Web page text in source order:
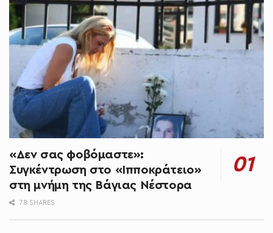
«Δεν σας φοβόμαστε»:
Συγκέντρωση στο «Ιπποκράτειο»
στη μνήμη της Βάγιας Νέστορα
78 SHARES